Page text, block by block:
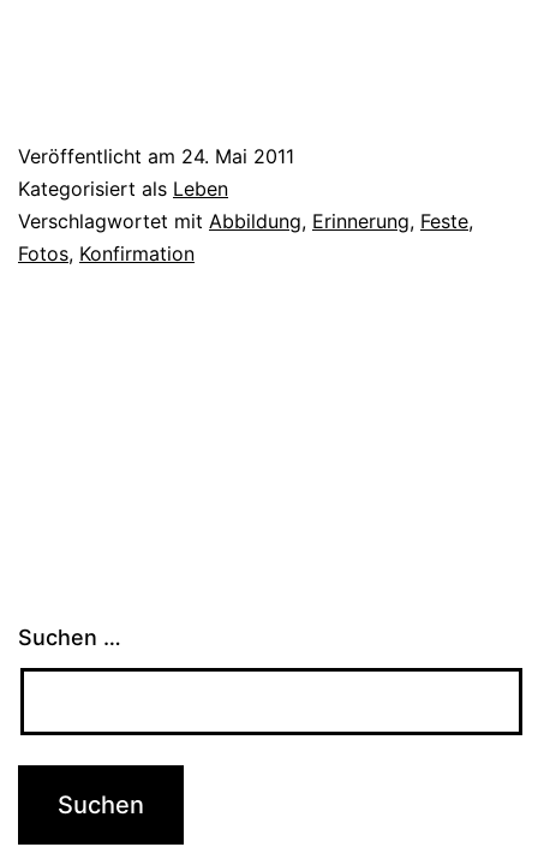
Veröffentlicht am 24. Mai 2011
Kategorisiert als Leben
Verschlagwortet mit Abbildung, Erinnerung, Feste,
Fotos, Konfirmation
Suchen …